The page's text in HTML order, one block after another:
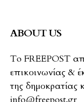
ABOUT US
To FREEPOST
επικοινωνίας &
της δημοκρατίας